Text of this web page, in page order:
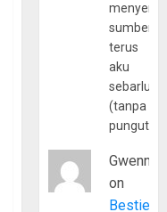
sumber
terus
aku
(tanpa
Gwenny
on
Bestie